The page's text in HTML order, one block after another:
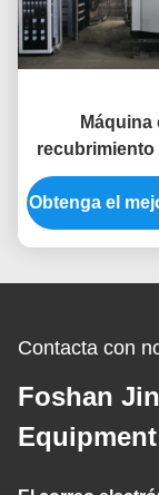
Máquina
recubrimiento
tamaño
producción
con cámara de
Obtenga el
Contacta con
Foshan